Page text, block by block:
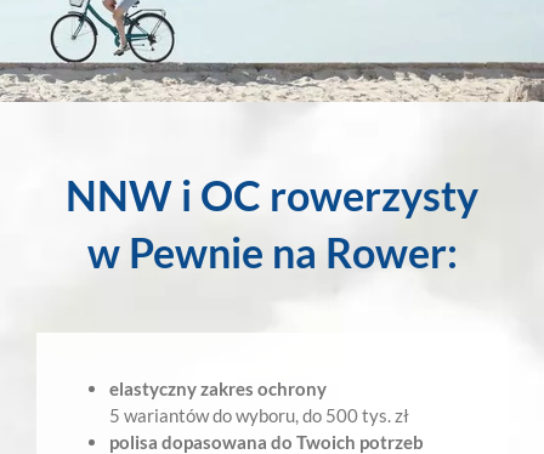
NNW i OC rowerzysty
w Pewnie na Rower:
elastyczny zakres ochrony
5 wariantów do wyboru, do 500 tys. zł
polisa dopasowana do Twoich potrzeb